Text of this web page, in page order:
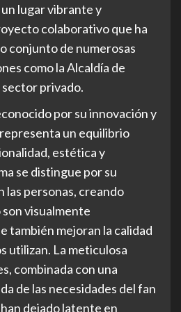
lugar vibrante y
colaborativo que ha
conjunto de numerosas
como la Alcaldía de
sector privado.
por su innovación y
un equilibrio
estética y
se distingue por su
personas, creando
son visualmente
también mejoran la calidad
utilizan. La meticulosa
combinada con una
de las necesidades del fan
dejado latente en